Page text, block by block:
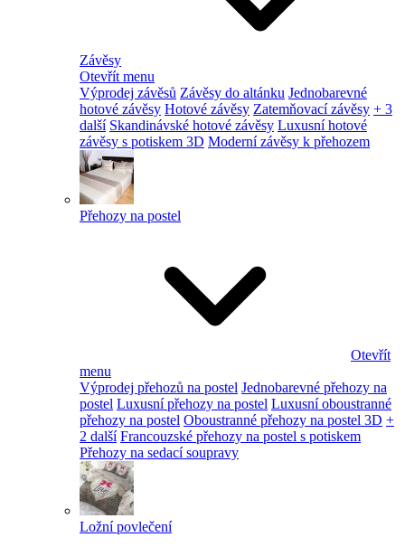
Závěsy
Otevřít menu
Výprodej závěsů Závěsy do altánku Jednobarevné
hotové závěsy Hotové závěsy Zatemňovací závěsy + 3
další Skandinávské hotové závěsy Luxusní hotové
závěsy s potiskem 3D Moderní závěsy k přehozem
Přehozy na postel
Otevřít
menu
Výprodej přehozů na postel Jednobarevné přehozy na
postel Luxusní přehozy na postel Luxusní oboustranné
přehozy na postel Oboustranné přehozy na postel 3D +
2 další Francouzské přehozy na postel s potiskem
Přehozy na sedací soupravy
Ložní povlečení